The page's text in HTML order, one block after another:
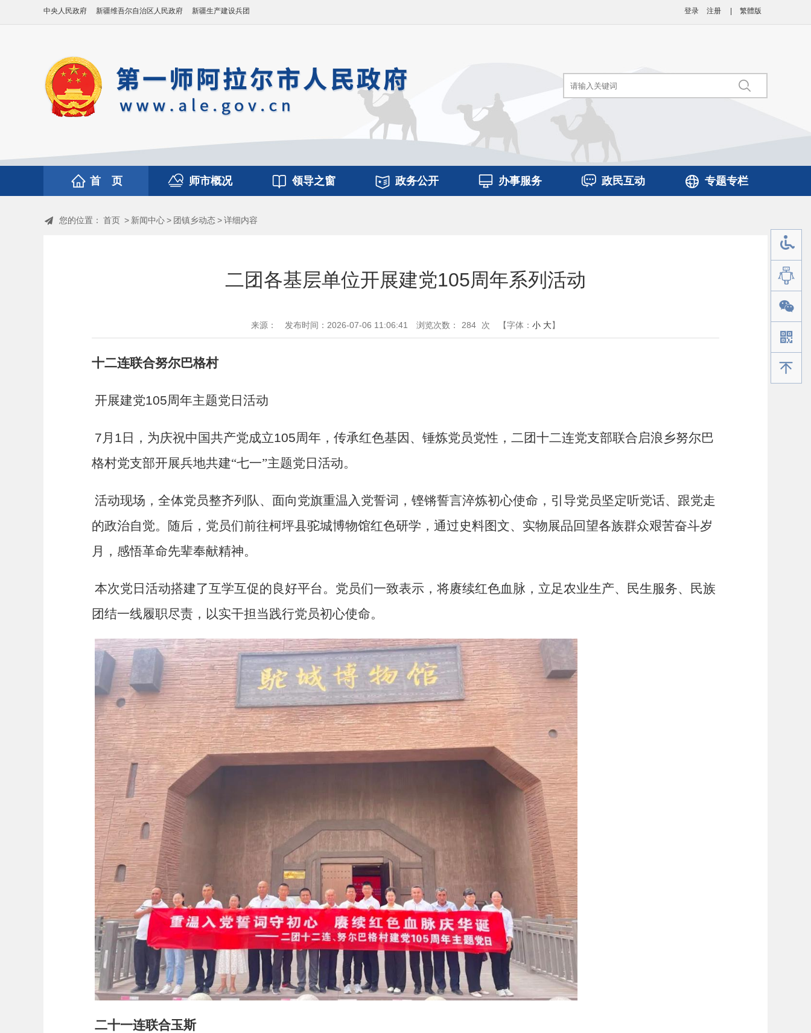
登录 注册 繁體版
中央人民政府 新疆维吾尔自治区人民政府 新疆生产建设兵团
首 页 师市概况 领导之窗 政务公开 办事服务 政民互动 专题专栏
您的位置： 首页 > 新闻中心> 团镇乡动态>详细内容
二团各基层单位开展建党105周年系列活动
来源： 发布时间：2026-07-06 11:06:41 浏览次数： 284 次 【字体： 小 大】
十二连联合努尔巴格村
开展建党105周年主题党日活动
7月 1 日，为庆祝中国共产党成立105周年，传承红色基因、锤炼党员党性，二团十二连党支部联合启浪乡努尔巴
格村党支部开展兵地共建“七一”主题党日活动。
活动现场，全体党员整齐列队、面向党旗重温入党誓词，铿锵誓言淬炼初心使命，引导党员坚定听党话、跟党走
的政治自觉。随后，党员们前往柯坪县驼城博物馆红色研学，通过史料图文、实物展品回望各族群众艰苦奋斗岁
月，感悟革命先辈奉献精神。
本次党日活动搭建了互学互促的良好平台。党员们一致表示，将赓续红色血脉，立足农业生产、民生服务、民族
团结一线履职尽责，以实干担当践行党员初心使命。
二十一连联合玉斯
手机版